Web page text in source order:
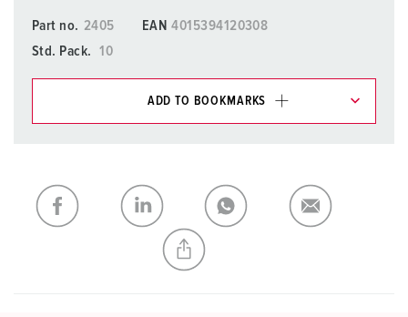
Part no. 2405 EAN 4015394120308
Std. Pack.
10
ADD TO BOOKMARKS
My list ADD
CREATE A NEW LIST